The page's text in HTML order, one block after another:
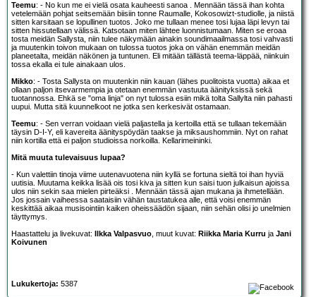
Teemu: - No kun me ei vielä osata kauheesti sanoa . Mennään tässä ihan kohta
vetelemään pohjat seitsemään biisiin tonne Raumalle, Kokosowizt-studiolle, ja niistä
sitten karsitaan se lopullinen tuotos. Joko me tullaan menee tosi lujaa läpi levyn tai
sitten hissutellaan välissä. Katsotaan miten lähtee luonnistumaan. Miten se eroaa
tosta meidän Sallysta, niin tulee näkymään ainakin soundimaailmassa tosi vahvasti
ja muutenkin toivon mukaan on tulossa tuotos joka on vähän enemmän meidän
planeetalta, meidän näkönen ja tuntunen. Eli mitään tällästä teema-läppää, niinkuin
tossa ekalla ei tule ainakaan ulos.
Mikko: - Tosta Sallysta on muutenkin niin kauan (lähes puolitoista vuotta) aikaa et
ollaan paljon itsevarmempia ja otetaan enemmän vastuuta äänityksissä sekä
tuotannossa. Ehkä se "oma linja" on nyt tulossa esiin mikä tolta Sallylta niin pahasti
uupui. Mutta sitä kuunnelkoot ne jotka sen kerkesivät ostamaan.
Teemu: - Sen verran voidaan vielä paljastella ja kertoilla että se tullaan tekemään
täysin D-I-Y, eli kavereita äänityspöydän taakse ja miksaushommiin. Nyt on rahat
niin kortilla että ei paljon studioissa norkoilla. Kellarimeininki.
Mitä muuta tulevaisuus lupaa?
- Kun valettiin tinoja viime uutenavuotena niin kyllä se fortuna sieltä toi ihan hyviä
uutisia. Muutama keikka lisää ois tosi kiva ja sitten kun saisi tuon julkaisun ajoissa
ulos niin sekin saa mielen pirteäksi . Mennään tässä ajan mukana ja ihmetellään.
Jos jossain vaiheessa saataisiin vähän taustatukea alle, että voisi enemmän
keskittää aikaa musisointiin kaiken oheissäädön sijaan, niin sehän olisi jo unelmien
täyttymys.
Haastattelu ja livekuvat:
Ilkka Valpasvuo, muut kuvat: Riikka Maria Kurru ja Jani
Koivunen
Lukukertoja: 5387